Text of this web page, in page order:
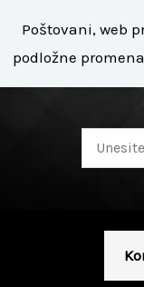
sadržaj
Poštovani, web
podložne